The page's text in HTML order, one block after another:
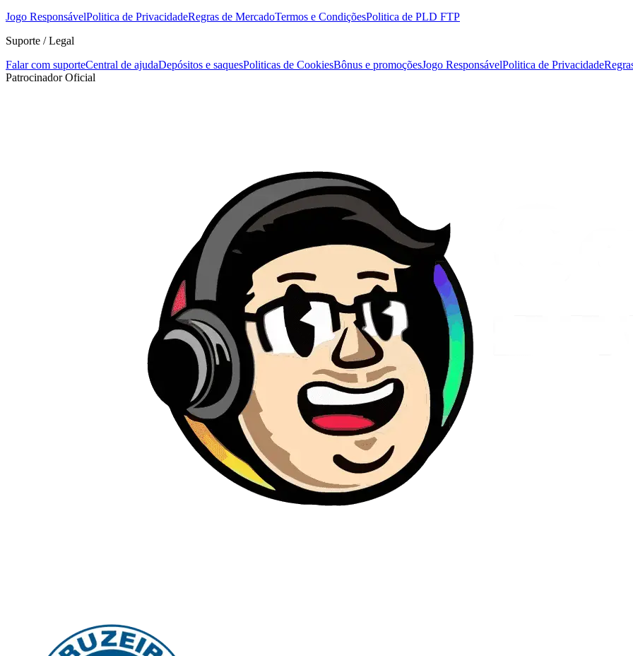
Jogo ResponsávelPolitica de PrivacidadeRegras de MercadoTermos e CondiçõesPolitica de PLD FTP
Suporte / Legal
Falar com suporteCentral de ajudaDepósitos e saquesPoliticas de CookiesBônus e promoçõesJogo ResponsávelPolitica de Privacidade
Patrocinador Oficial